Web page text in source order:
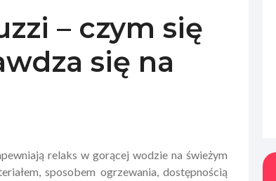
– czym się
się na
relaks w gorącej wodzie na świeżym
sposobem ogrzewania, dostępnością